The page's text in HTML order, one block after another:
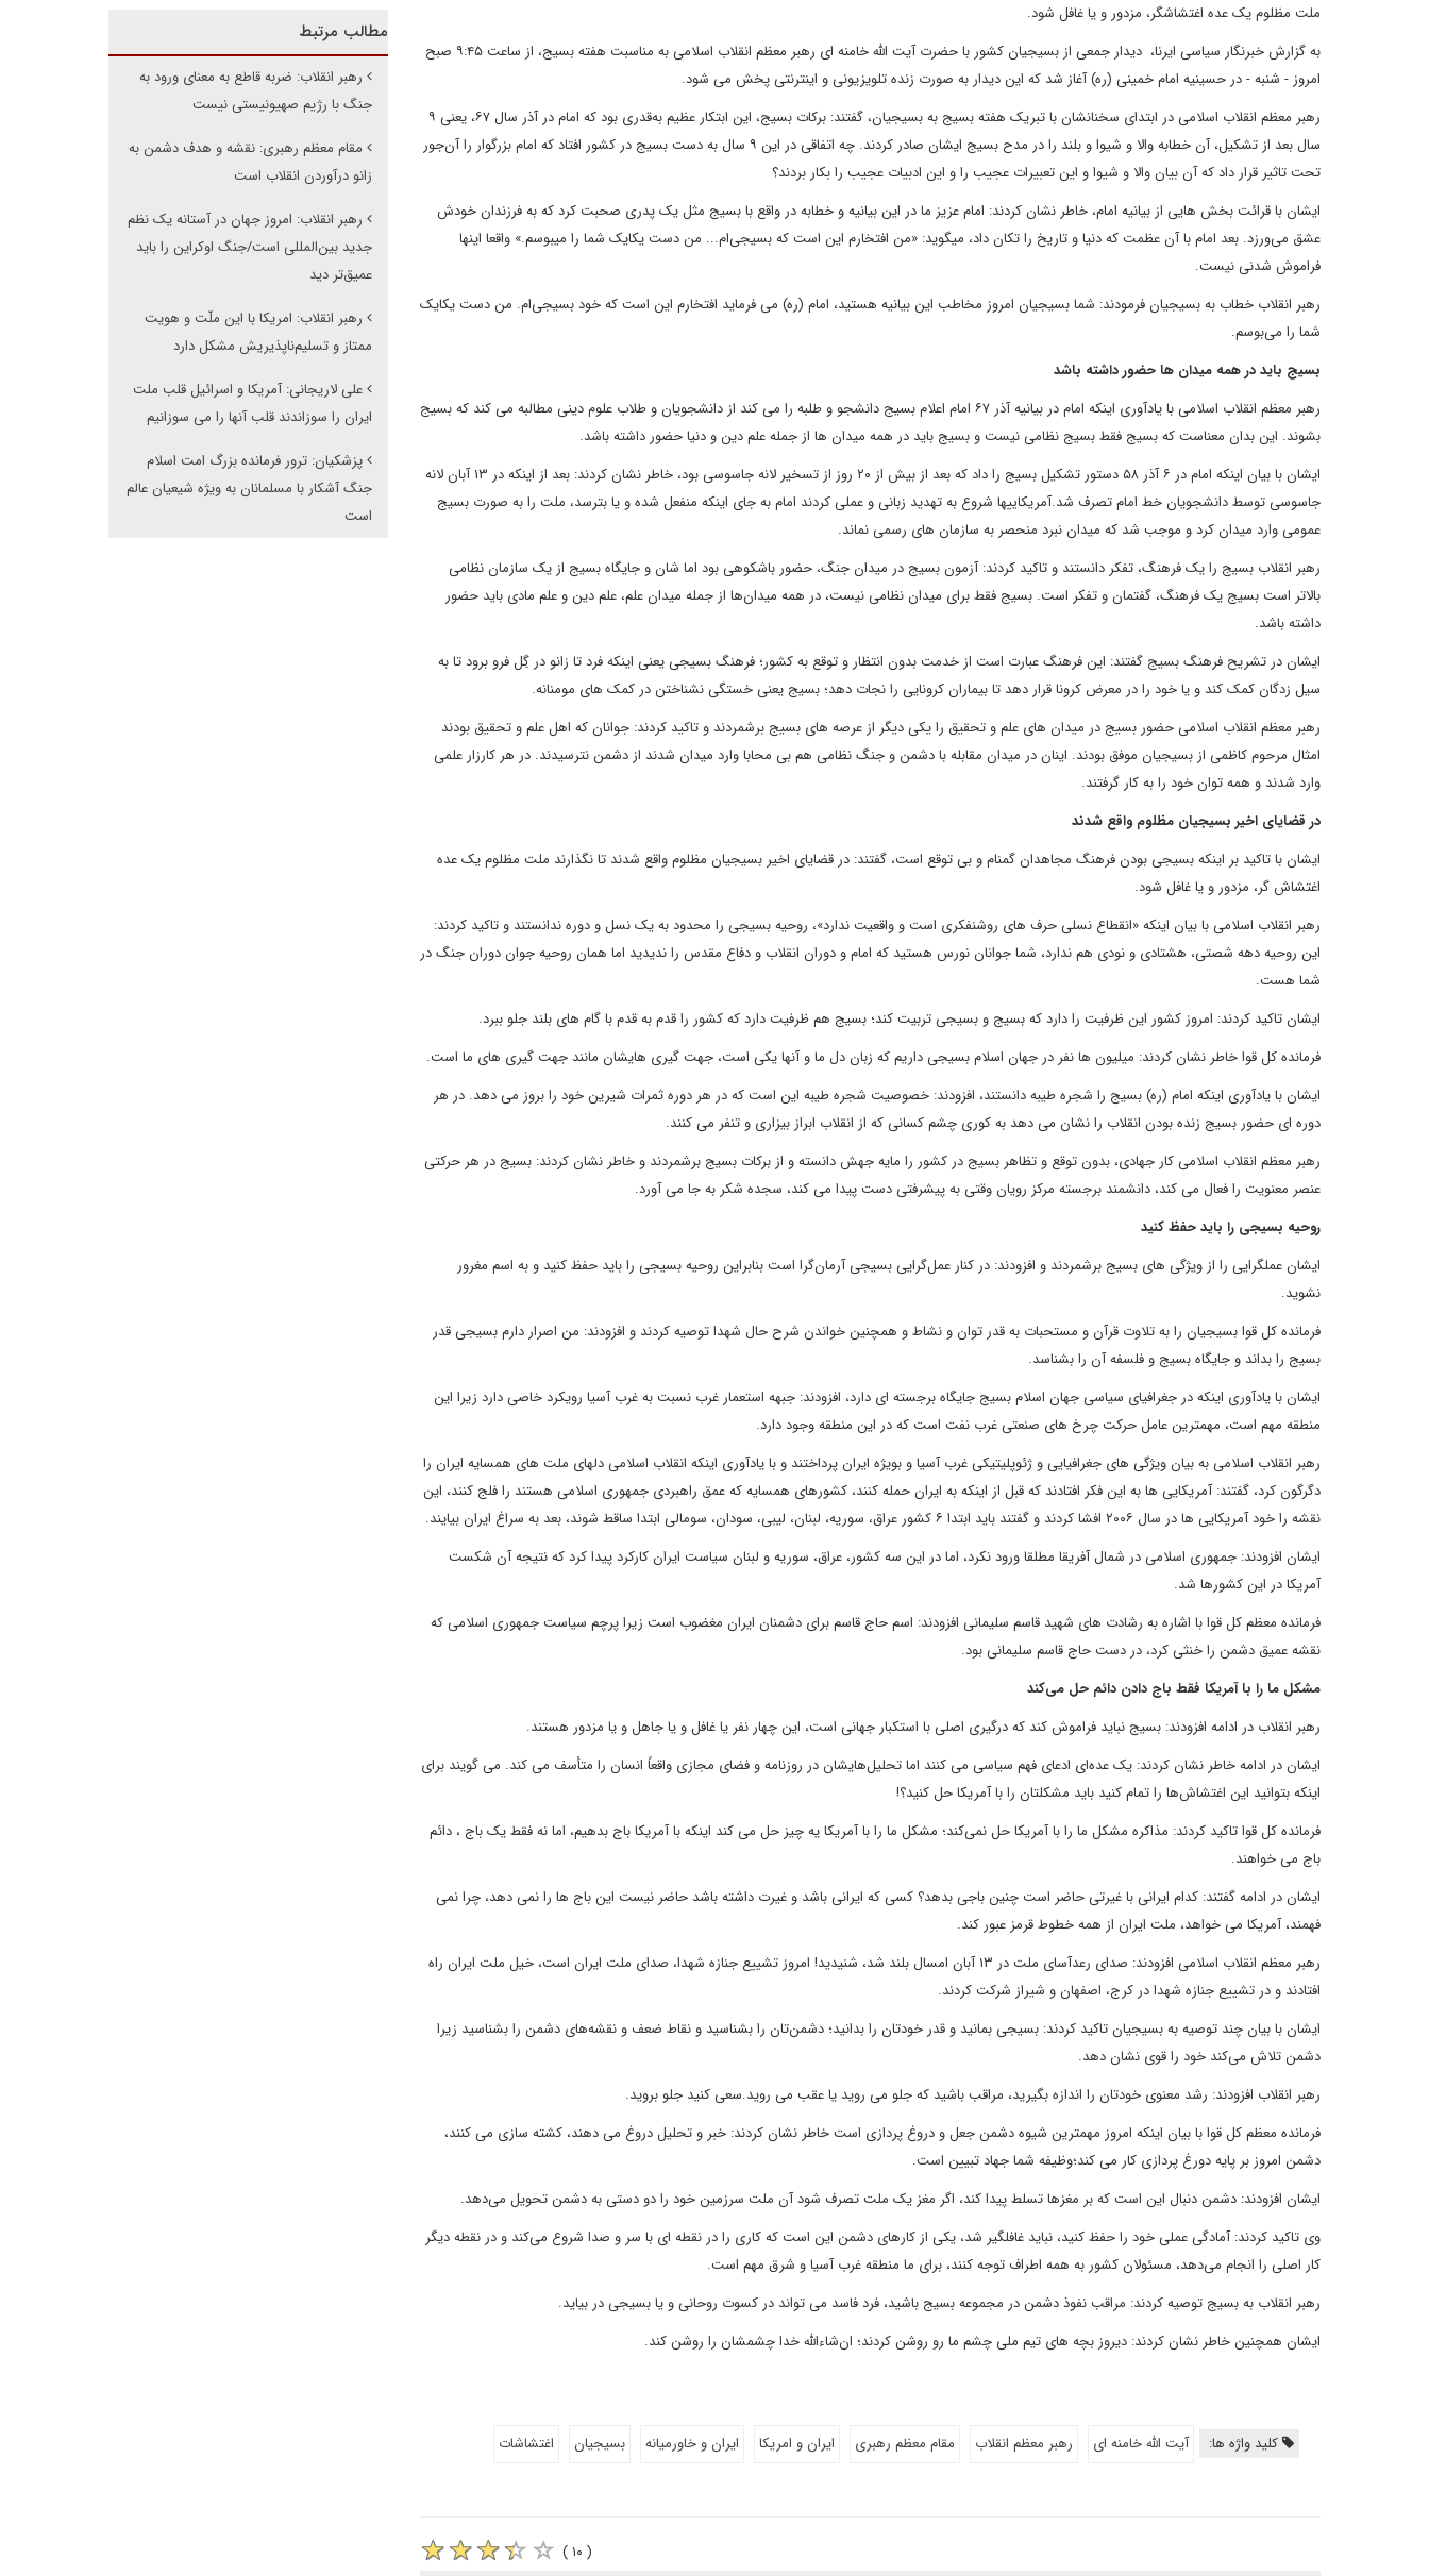
ملت مظلوم یک عده اغتشاشگر، مزدور و یا غافل شود.
به گزارش خبرنگار سیاسی ایرنا، دیدار جمعی از بسیجیان کشور با حضرت آیت الله خامنه ای رهبر معظم انقلاب اسلامی به مناسبت هفته بسیج، از ساعت ۹:۴۵ صبح
امروز - شنبه - در حسینیه امام خمینی (ره) آغاز شد که این دیدار به صورت زنده تلویزیونی و اینترنتی پخش می شود.
رهبر معظم انقلاب اسلامی در ابتدای سخنانشان با تبریک هفته بسیج به بسیجیان، گفتند: برکات بسیج، این ابتکار عظیم به‌قدری بود که امام در آذر سال ۶۷، یعنی ۹
سال بعد از تشکیل، آن خطابه‌ والا و شیوا و بلند را در مدح بسیج ایشان صادر کردند. چه اتفاقی در این ۹ سال به دست بسیج در کشور افتاد که امام بزرگوار را آن‌جور
تحت تاثیر قرار داد که آن بیان والا و شیوا و این تعبیرات عجیب را و این ادبیات عجیب را بکار بردند؟
ایشان با قرائت بخش هایی از بیانیه امام، خاطر نشان کردند: امام عزیز ما در این بیانیه و خطابه در واقع با بسیج مثل یک پدری صحبت کرد که به فرزندان خودش
عشق می‌ورزد. بعد امام با آن عظمت که دنیا و تاریخ را تکان داد، میگوید: «من افتخارم این است که بسیجی‌ام... من دست یکایک شما را میبوسم.» واقعا اینها
فراموش شدنی نیست.
رهبر انقلاب خطاب به بسیجیان فرمودند: شما بسیجیان امروز مخاطب این بیانیه هستید، امام (ره) می فرماید افتخارم این است که خود بسیجی‌ام. من دست یکایک
شما را می‌بوسم.
بسیج باید در همه میدان ها حضور داشته باشد
رهبر معظم انقلاب اسلامی با یادآوری اینکه امام در بیانیه آذر ۶۷ امام اعلام بسیج دانشجو و طلبه را می کند از دانشجویان و طلاب علوم دینی مطالبه می کند که بسیج
بشوند. این بدان معناست که بسیج فقط بسیج نظامی نیست و بسیج باید در همه میدان ها از جمله علم دین و دنیا حضور داشته باشد.
ایشان با بیان اینکه امام در ۶ آذر ۵۸ دستور تشکیل بسیج را داد که بعد از بیش از ۲۰ روز از تسخیر لانه جاسوسی بود، خاطر نشان کردند: بعد از اینکه در ۱۳ آبان لانه
جاسوسی توسط دانشجویان خط امام تصرف شد.آمریکاییها شروع به تهدید زبانی و عملی کردند امام به جای اینکه منفعل شده و یا بترسد، ملت را به صورت بسیج
عمومی وارد میدان کرد و موجب شد که میدان نبرد منحصر به سازمان های رسمی نماند.
رهبر انقلاب بسیج را یک فرهنگ، تفکر دانستند و تاکید کردند: آزمون بسیج در میدان جنگ، حضور باشکوهی بود اما شان و جایگاه بسیج از یک سازمان نظامی
بالاتر است بسیج یک فرهنگ، گفتمان و تفکر است. بسیج فقط برای میدان نظامی نیست، در همه میدان‌ها از جمله میدان علم، علم دین و علم مادی باید حضور
داشته باشد.
ایشان در تشریح فرهنگ بسیج گفتند: این فرهنگ عبارت است از خدمت بدون انتظار و توقع به کشور؛ فرهنگ بسیجی یعنی اینکه فرد تا زانو در گِل فرو برود تا به
سیل زدگان کمک کند و یا خود را در معرض کرونا قرار دهد تا بیماران کرونایی را نجات دهد؛ بسیج یعنی خستگی نشناختن در کمک های مومنانه.
رهبر معظم انقلاب اسلامی حضور بسیج در میدان های علم و تحقیق را یکی دیگر از عرصه های بسیج برشمردند و تاکید کردند: جوانان که اهل علم و تحقیق بودند
امثال مرحوم کاظمی از بسیجیان موفق بودند. اینان در میدان مقابله با دشمن و جنگ نظامی هم بی محابا وارد میدان شدند از دشمن نترسیدند. در هر کارزار علمی
وارد شدند و همه توان خود را به کار گرفتند.
در قضایای اخیر بسیجیان مظلوم واقع شدند
ایشان با تاکید بر اینکه بسیجی بودن فرهنگ مجاهدان گمنام و بی توقع است، گفتند: در قضایای اخیر بسیجیان مظلوم واقع شدند تا نگذارند ملت مظلوم یک عده
اغتشاش گر، مزدور و یا غافل شود.
رهبر انقلاب اسلامی با بیان اینکه «انقطاع نسلی حرف های روشنفکری است و واقعیت ندارد»، روحیه بسیجی را محدود به یک نسل و دوره ندانستند و تاکید کردند:
این روحیه دهه شصتی، هشتادی و نودی هم ندارد، شما جوانان نورس هستید که امام و دوران انقلاب و دفاع مقدس را ندیدید اما همان روحیه جوان دوران جنگ در
شما هست.
ایشان تاکید کردند:‌ امروز کشور این ظرفیت را دارد که بسیج و بسیجی تربیت کند؛ بسیج هم ظرفیت دارد که کشور را قدم به قدم با گام های بلند جلو ببرد.
فرمانده کل قوا خاطر نشان کردند: میلیون ها نفر در جهان اسلام بسیجی داریم که زبان دل ما و آنها یکی است، جهت گیری هایشان مانند جهت گیری های ما است.
ایشان با یادآوری اینکه امام (ره) بسیج را شجره طیبه دانستند، افزودند: خصوصیت شجره طیبه این است که در هر دوره ثمرات شیرین خود را بروز می دهد. در هر
دوره ای حضور بسیج زنده بودن انقلاب را نشان می دهد به کوری چشم کسانی که از انقلاب ابراز بیزاری و تنفر می کنند.
رهبر معظم انقلاب اسلامی کار جهادی، بدون توقع و تظاهر بسیج در کشور را مایه جهش دانسته و از برکات بسیج برشمردند و خاطر نشان کردند: بسیج در هر حرکتی
عنصر معنویت را فعال می کند، دانشمند برجسته مرکز رویان وقتی به پیشرفتی دست پیدا می کند، سجده شکر به جا می آورد.
روحیه بسیجی را باید حفظ کنید
ایشان عملگرایی را از ویژگی های بسیج برشمردند و افزودند: در کنار عمل‌گرایی بسیجی آرمان‌گرا است بنابراین روحیه بسیجی را باید حفظ کنید و به اسم مغرور
نشوید.
فرمانده کل قوا بسیجیان را به تلاوت قرآن و مستحبات به قدر توان و نشاط و همچنین خواندن شرح حال شهدا توصیه کردند و افزودند: من اصرار دارم بسیجی قدر
بسیج را بداند و جایگاه بسیج و فلسفه آن را بشناسد.
ایشان با یادآوری اینکه در جغرافیای سیاسی جهان اسلام بسیج جایگاه برجسته ای دارد، افزودند: جبهه استعمار غرب نسبت به غرب آسیا رویکرد خاصی دارد زیرا این
منطقه مهم است، مهمترین عامل حرکت چرخ های صنعتی غرب نفت است که در این منطقه وجود دارد.
رهبر انقلاب اسلامی به بیان ویژگی های جغرافیایی و ژئوپلیتیکی غرب آسیا و بویژه ایران پرداختند و با یادآوری اینکه انقلاب اسلامی دلهای ملت های همسایه ایران را
دگرگون کرد، گفتند: آمریکایی ها به این فکر افتادند که قبل از اینکه به ایران حمله کنند، کشورهای همسایه که عمق راهبردی جمهوری اسلامی هستند را فلج کنند، این
نقشه را خود آمریکایی ها در سال ۲۰۰۶ افشا کردند و گفتند باید ابتدا ۶ کشور عراق، سوریه، لبنان، لیبی، سودان، سومالی ابتدا ساقط شوند، بعد به سراغ ایران بیایند.
ایشان افزودند: جمهوری اسلامی در شمال آفریقا مطلقا ورود نکرد، اما در این سه کشور، عراق، سوریه و لبنان سیاست ایران کارکرد پیدا کرد که نتیجه آن شکست
آمریکا در این کشورها شد.
فرمانده معظم کل قوا با اشاره به رشادت های شهید قاسم سلیمانی افزودند: اسم حاج قاسم برای دشمنان ایران مغضوب است زیرا پرچم سیاست جمهوری اسلامی که
نقشه عمیق دشمن را خنثی کرد، در دست حاج قاسم سلیمانی بود.
مشکل ما را با آمریکا فقط باج دادن دائم حل می‌کند
رهبر انقلاب در ادامه افزودند: بسیج نباید فراموش کند که درگیری اصلی با استکبار جهانی است، این چهار نفر یا غافل و یا جاهل و یا مزدور هستند.
ایشان در ادامه خاطر نشان کردند: یک عده‌ای ادعای فهم سیاسی می کنند اما تحلیل‌هایشان در روزنامه و فضای مجازی واقعاً انسان را متأسف می کند. می گویند برای
اینکه بتوانید این اغتشاش‌ها را تمام کنید باید مشکلتان را با آمریکا حل کنید؟!
فرمانده کل قوا تاکید کردند: مذاکره مشکل ما را با آمریکا حل نمی‌کند؛ مشکل ما را با آمریکا یه چیز حل می کند اینکه با آمریکا باج بدهیم، اما نه فقط یک باج ، دائم
باج می خواهند.
ایشان در ادامه گفتند: کدام ایرانی با غیرتی حاضر است چنین باجی بدهد؟ کسی که ایرانی باشد و غیرت داشته باشد حاضر نیست این باج ها را نمی دهد، چرا نمی
فهمند، آمریکا می خواهد، ملت ایران از همه خطوط قرمز عبور کند.
رهبر معظم انقلاب اسلامی افزودند: صدای رعدآسای ملت در ۱۳ آبان امسال بلند شد، شنیدید! امروز تشییع جنازه شهدا، صدای ملت ایران است، خیل ملت ایران راه
افتادند و در تشییع جنازه شهدا در کرج، اصفهان و شیراز شرکت کردند.
ایشان با بیان چند توصیه به بسیجیان تاکید کردند:‌ بسیجی بمانید و قدر خودتان را بدانید؛ دشمن‌تان را بشناسید و نقاط ضعف و نقشه‌های دشمن را بشناسید زیرا
دشمن تلاش می‌کند خود را قوی نشان دهد.
رهبر انقلاب افزودند: رشد معنوی خودتان را اندازه بگیرید، مراقب باشید که جلو می روید یا عقب می روید.سعی کنید جلو بروید.
فرمانده معظم کل قوا با بیان اینکه امروز مهمترین شیوه دشمن جعل و دروغ پردازی است خاطر نشان کردند: خبر و تحلیل دروغ می دهند، کشته سازی می کنند،
دشمن امروز بر پایه دورغ پردازی کار می کند؛وظیفه شما جهاد تبیین است.
ایشان افزودند: دشمن دنبال این است که بر مغزها تسلط پیدا کند، اگر مغز یک ملت تصرف شود آن ملت سرزمین خود را دو دستی به دشمن تحویل می‌دهد.
وی تاکید کردند: آمادگی عملی خود را حفظ کنید، نباید غافلگیر شد، یکی از کارهای دشمن این است که کاری را در نقطه ای با سر و صدا شروع می‌کند و در نقطه دیگر
کار اصلی را انجام می‌دهد، مسئولان کشور به همه اطراف توجه کنند، برای ما منطقه غرب آسیا و شرق مهم است.
رهبر انقلاب به بسیج توصیه کردند: مراقب نفوذ دشمن در مجموعه بسیج باشید، فرد فاسد می تواند در کسوت روحانی و یا بسیجی در بیاید.
ایشان همچنین خاطر نشان کردند: دیروز بچه های تیم ملی چشم ما رو روشن کردند؛ ان‌شاءالله خدا چشمشان را روشن کند.
کلید واژه ها: آیت الله خامنه ای رهبر معظم انقلاب مقام معظم رهبری ایران و امریکا ایران و خاورمیانه بسیجیان اغتشاشات
( ۱۰ )
مطالب مرتبط
رهبر انقلاب: ضربه قاطع به معنای ورود به
جنگ با رژیم صهیونیستی نیست
مقام معظم رهبری: نقشه و هدف دشمن به
زانو درآوردن انقلاب است
رهبر انقلاب: امروز جهان در آستانه یک نظم
جدید بین‌المللی است/جنگ اوکراین را باید
عمیق‌تر دید
رهبر انقلاب: امریکا با این ملّت و هویت
ممتاز و تسلیم‌ناپذیریش مشکل دارد
علی لاریجانی: آمریکا و اسرائیل قلب ملت
ایران را سوزاندند قلب آنها را می سوزانیم
پزشکیان: ترور فرمانده بزرگ امت اسلام
جنگ آشکار با مسلمانان به ویژه شیعیان عالم
است